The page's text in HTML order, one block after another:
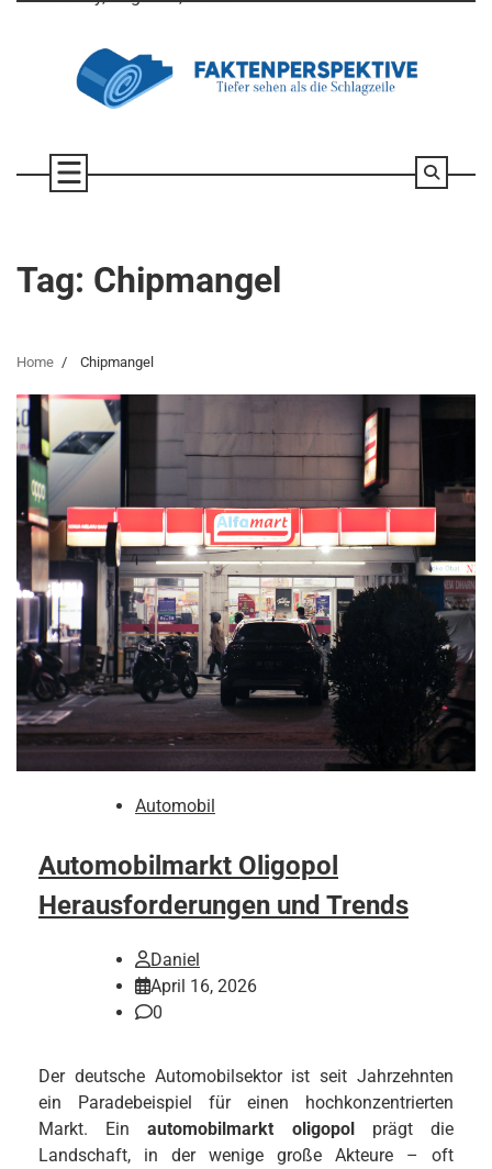
Tag: Chipmangel
Home Chipmangel
Automobil
Automobilmarkt Oligopol
Herausforderungen und Trends
Daniel
April 16, 2026
0
Der deutsche Automobilsektor ist seit Jahrzehnten
ein Paradebeispiel für einen hochkonzentrierten
Markt. Einautomobilmarkt oligopolprägt die
Landschaft, in der wenige große Akteure – oft